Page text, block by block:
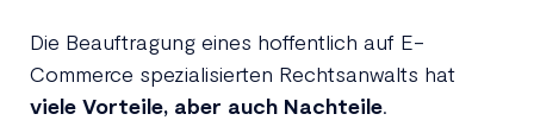
Die Beauftragung eines hoffentlich auf E-
Commerce spezialisierten Rechtsanwalts hat
viele Vorteile, aber auch Nachteile.